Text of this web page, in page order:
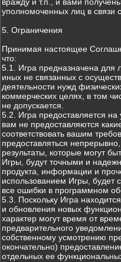
уполномоченных лиц в связи
5. Ограничения
Принимая настоящее
что:
5.1. Игра предназначена
иных не связанных с
деятельности нужд
коммерческих целях, в том
не допускается.
5.2. Игра предоставляется на
вам не предоставляются
соответствовать вашим
предоставляться
результаты, которые могут
Игры, будут точными и
продукта, информации и
использованием Игры, будет
все ошибки в программном
5.3. Поскольку Игра
и обновления новых
характер могут время от
предварительного
собственному усмотрению
окончательно)
отдельных ее